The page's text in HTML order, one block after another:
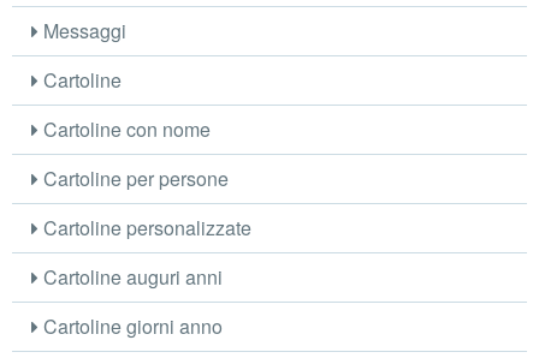
Messaggi
Cartoline
Cartoline con nome
Cartoline per persone
Cartoline personalizzate
Cartoline auguri anni
Cartoline giorni anno